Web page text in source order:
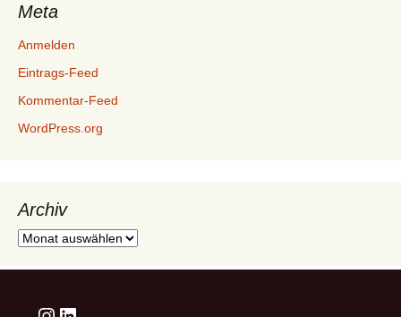
Meta
Anmelden
Eintrags-Feed
Kommentar-Feed
WordPress.org
Archiv
Archiv